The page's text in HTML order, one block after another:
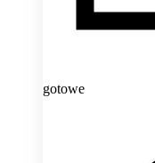
gotowe